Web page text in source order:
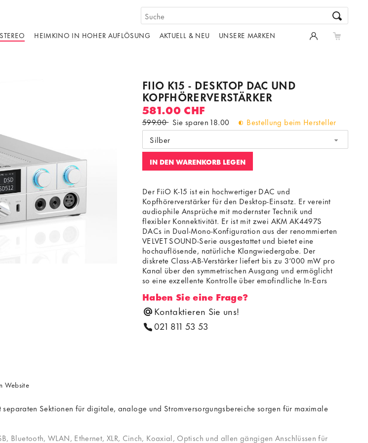
HEIMKINO IN HOHER AUFLÖSUNG AKTUELL & NEU UNSERE MARKEN
FIIO K15 - DESKTOP DAC UND
KOPFHÖRERVERSTÄRKER
581.00 CHF
599.00 Sie sparen18.00
Bestellung beim Hersteller
Silber
IN DEN WARENKORB LEGEN
gehostet. Durch die
Sie die
mehr
Der FiiO K-15 ist ein hochwertiger DAC und
Kopfhörerverstärker für den Desktop-Einsatz. Er vereint
audiophile Ansprüche mit modernster Technik und
flexibler Konnektivität. Er ist mit zwei AKM AK4497S
DACs in Dual-Mono-Konfiguration aus der renommierten
VELVET SOUND-Serie ausgestattet und bietet eine
hochauflösende, natürliche Klangwiedergabe. Der
diskrete Class-AB-Verstärker liefert bis zu 3‘000 mW pro
Kanal über den symmetrischen Ausgang und ermöglicht
so eine exzellente Kontrolle über empfindliche In-Ears
Haben Sie eine Frage?
Kontaktieren Sie uns!
021 811 53 53
Sektionen für digitale, analoge und Stromversorgungsbereiche sorgen für maximale
WLAN, Ethernet, XLR, Cinch, Koaxial, Optisch und allen gängigen Anschlüssen für
Website